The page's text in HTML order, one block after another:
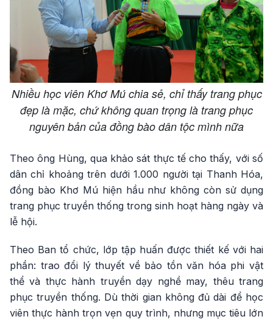
Nhiều học viên Khơ Mú chia sẻ, chỉ thấy trang phục
đẹp là mặc, chứ không quan trọng là trang phục
nguyên bản của đồng bào dân tộc mình nữa
Theo ông Hùng, qua khảo sát thực tế cho thấy, với số
dân chỉ khoảng trên dưới 1.000 người tại Thanh Hóa,
đồng bào Khơ Mú hiện hầu như không còn sử dụng
trang phục truyền thống trong sinh hoạt hàng ngày và
lễ hội.
Theo Ban tổ chức, lớp tập huấn được thiết kế với hai
phần: trao đổi lý thuyết về bảo tồn văn hóa phi vật
thể và thực hành truyền dạy nghề may, thêu trang
phục truyền thống. Dù thời gian không đủ dài để học
viên thực hành trọn vẹn quy trình, nhưng mục tiêu lớn